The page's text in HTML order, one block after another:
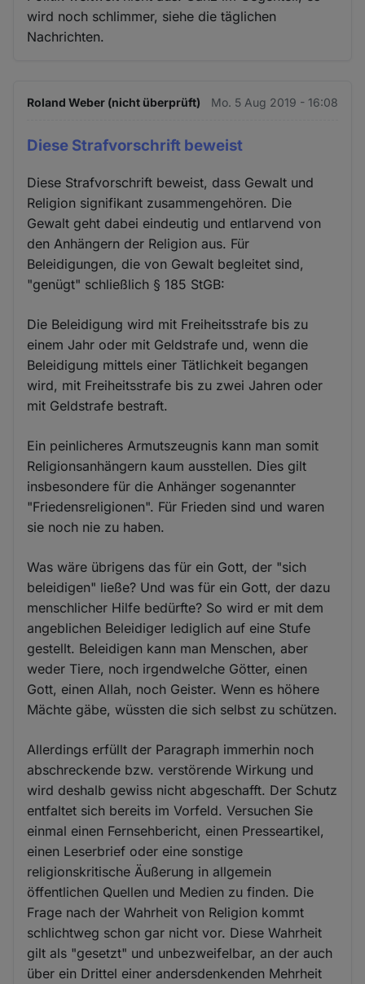
wird noch schlimmer, siehe die täglichen
Nachrichten.
Roland Weber (nicht überprüft) Mo. 5 Aug 2019 - 16:08
Diese Strafvorschrift beweist
Diese Strafvorschrift beweist, dass Gewalt und
Religion signifikant zusammengehören. Die
Gewalt geht dabei eindeutig und entlarvend von
den Anhängern der Religion aus. Für
Beleidigungen, die von Gewalt begleitet sind,
"genügt" schließlich § 185 StGB:
Die Beleidigung wird mit Freiheitsstrafe bis zu
einem Jahr oder mit Geldstrafe und, wenn die
Beleidigung mittels einer Tätlichkeit begangen
wird, mit Freiheitsstrafe bis zu zwei Jahren oder
mit Geldstrafe bestraft.
Ein peinlicheres Armutszeugnis kann man somit
Religionsanhängern kaum ausstellen. Dies gilt
insbesondere für die Anhänger sogenannter
"Friedensreligionen". Für Frieden sind und waren
sie noch nie zu haben.
Was wäre übrigens das für ein Gott, der "sich
beleidigen" ließe? Und was für ein Gott, der dazu
menschlicher Hilfe bedürfte? So wird er mit dem
angeblichen Beleidiger lediglich auf eine Stufe
gestellt. Beleidigen kann man Menschen, aber
weder Tiere, noch irgendwelche Götter, einen
Gott, einen Allah, noch Geister. Wenn es höhere
Mächte gäbe, wüssten die sich selbst zu schützen.
Allerdings erfüllt der Paragraph immerhin noch
abschreckende bzw. verstörende Wirkung und
wird deshalb gewiss nicht abgeschafft. Der Schutz
entfaltet sich bereits im Vorfeld. Versuchen Sie
einmal einen Fernsehbericht, einen Presseartikel,
einen Leserbrief oder eine sonstige
religionskritische Äußerung in allgemein
öffentlichen Quellen und Medien zu finden. Die
Frage nach der Wahrheit von Religion kommt
schlichtweg schon gar nicht vor. Diese Wahrheit
gilt als "gesetzt" und unbezweifelbar, an der auch
über ein Drittel einer andersdenkenden Mehrheit